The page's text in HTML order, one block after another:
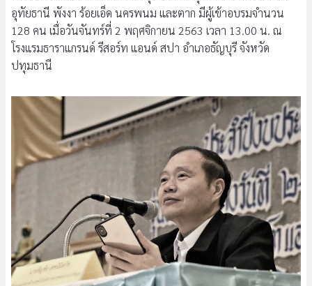
อุทัยธานี พังงา ร้อยเอ็ด นครพนม และตาก มีผู้เข้าอบรมจำนวน
128 คน เมื่อวันจันทร์ที่ 2 พฤศจิกายน 2563 เวลา 13.00 น. ณ
โรงแรมธาราแกรนด์ รีสอร์ท แอนด์ สปา อำเภอธัญบุรี จังหวัด
ปทุมธานี